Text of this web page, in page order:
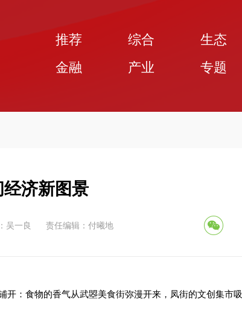
推荐 综合 生态
金融
产业 专题
经济新图景
吴一良 责任编辑：付曦地
开：食物的香气从武曌美食街弥漫开来，凤街的文创集市吸